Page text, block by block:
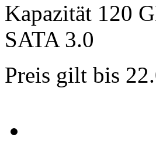
Kapazität 120
SATA 3.0
Preis gilt bis